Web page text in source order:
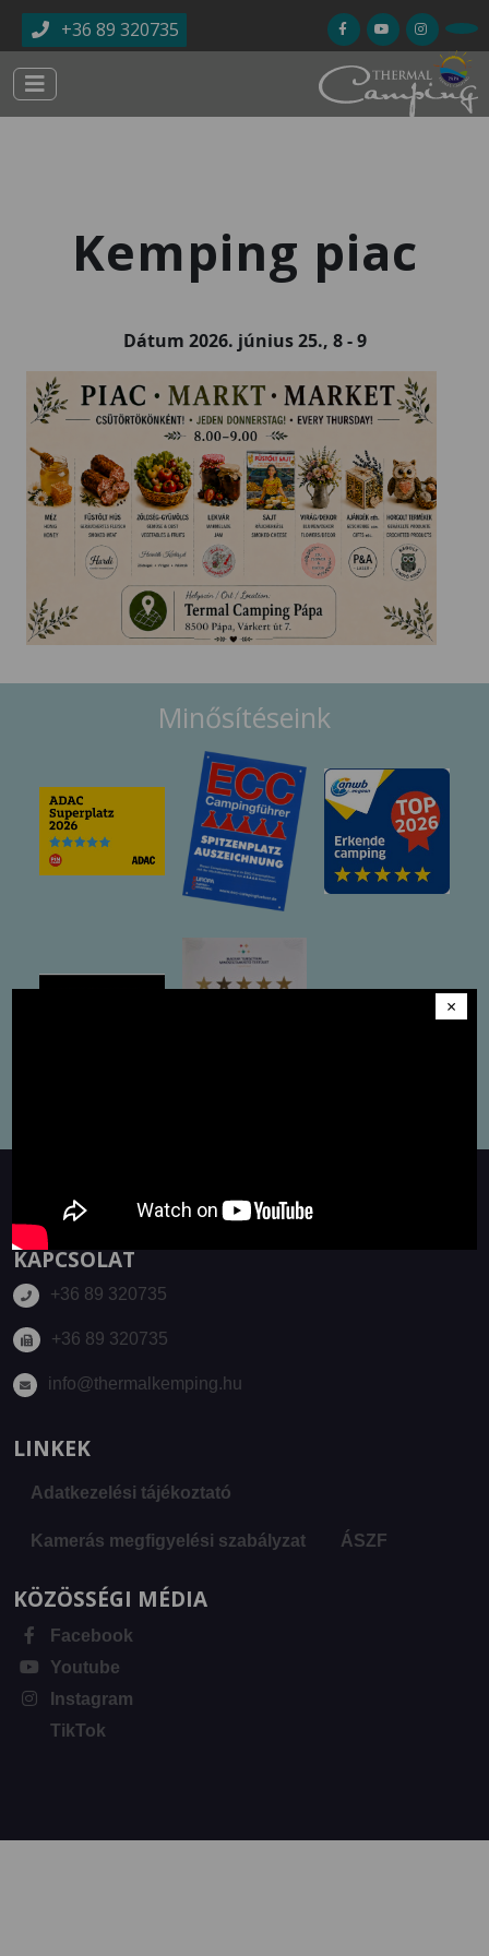
Ugrás a tartalomra
+36 89 320735
Kemping piac
Dátum 2026. június 25., 8-9
Kép
Minősítéseink
KAPCSOLAT
+36 89 320735
+36 89 320735
info@thermalkemping.hu
LINKEK
Adatkezelési tájékoztató
Kamerás megfigyelési szabályzat ÁSZF
KÖZÖSSÉGI MÉDIA
Facebook
Youtube
Instagram
TikTok
×